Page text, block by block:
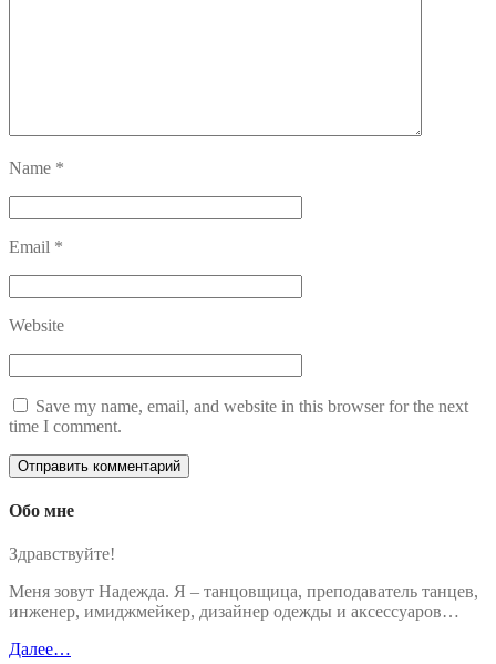
Name *
Email *
Website
Save my name, email, and website in this browser for the next
time I comment.
Обо мне
Здравствуйте!
Меня зовут Надежда. Я – танцовщица, преподаватель танцев,
инженер, имиджмейкер, дизайнер одежды и аксессуаров…
Далее…